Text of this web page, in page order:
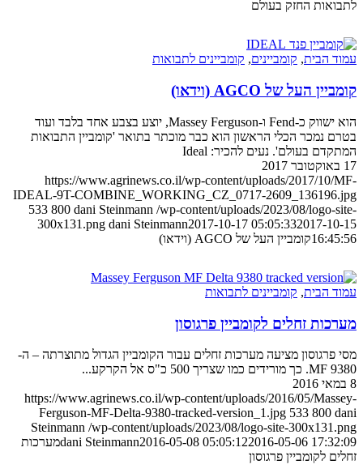
לתבואות החזק בעולם
עמוד הבית, קומביינים, קומביינים לתבואות
קומביין העל של AGCO (וידאו)
הוא ישווק כ-Fend ו-Massey Ferguson, יוצע בצבע אחד בלבד ועוד
בטרם נמכר הכלי הראשון הוא כבר מוכתר בתואר 'קומביין התבואות
המתקדם בעולם'. נעים להכיר: Ideal
17 באוקטובר 2017
https://www.agrinews.co.il/wp-content/uploads/2017/10/MF-
IDEAL-9T-COMBINE_WORKING_CZ_0717-2609_136196.jpg
533 800 dani Steinmann /wp-content/uploads/2023/08/logo-site-
300x131.png dani Steinmann2017-10-17 05:05:332017-10-15
16:45:56קומביין העל של AGCO (וידאו)
עמוד הבית, קומביינים לתבואות
מערכות זחלים לקומביין פרגוסון
מסי פרגוסון מציעה מערכות זחלים עבור הקומביין הגדול מתוצרתה – ה-
MF 9380. כך מורידים כמו שצריך 500 כ"ס אל הקרקע...
8 במאי 2016
https://www.agrinews.co.il/wp-content/uploads/2016/05/Massey-
Ferguson-MF-Delta-9380-tracked-version_1.jpg 533 800 dani
Steinmann /wp-content/uploads/2023/08/logo-site-300x131.png
dani Steinmann2016-05-08 05:05:122016-05-06 17:32:09
מערכות
זחלים לקומביין פרגוסון